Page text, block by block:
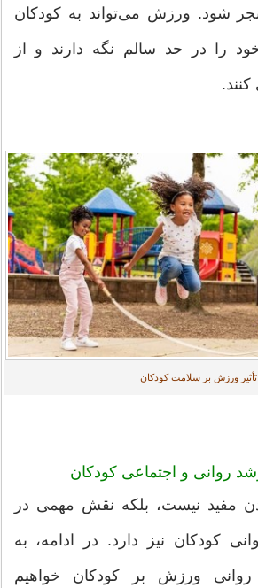
شود. ورزش می‌تواند به کودکان
را در حد سالم نگه دارند و از
تأثیر ورزش بر سلامت کودکان
مفید نیست، بلکه نقش مهمی در
کودکان نیز دارد. در ادامه، به
روانی ورزش بر کودکان خواهیم